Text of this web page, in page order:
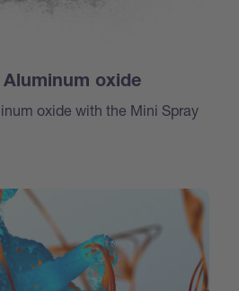
oxide
oxide with the Mini Spray